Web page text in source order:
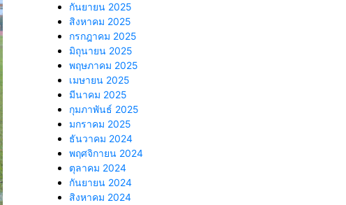
กันยายน 2025
สิงหาคม 2025
กรกฎาคม 2025
มิถุนายน 2025
พฤษภาคม 2025
เมษายน 2025
มีนาคม 2025
กุมภาพันธ์ 2025
มกราคม 2025
ธันวาคม 2024
พฤศจิกายน 2024
ตุลาคม 2024
กันยายน 2024
สิงหาคม 2024